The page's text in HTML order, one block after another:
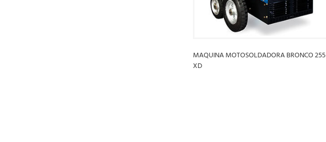
MAQUINA MOTOSOLDADORA BRONCO 255
XD